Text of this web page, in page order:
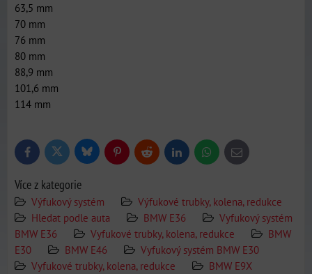
63,5 mm
70 mm
76 mm
80 mm
88,9 mm
101,6 mm
114 mm
FacebookTwitter BlueskyPinterestReddit LinkedInWhatsApp
E-
mail
Více z kategorie
Výfukový systém
Výfukové trubky, kolena, redukce
Hledat podle auta
BMW E36
Vyfukový systém
BMW E36
Vyfukové trubky, kolena, redukce
BMW
E30
BMW E46
Vyfukový systém BMW E30
Vyfukové trubky, kolena, redukce
BMW E9X